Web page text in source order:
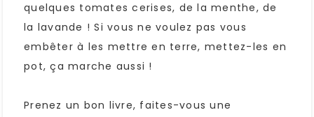
quelques tomates cerises, de la menthe, de
la lavande ! Si vous ne voulez pas vous
embêter à les mettre en terre, mettez-les en
pot, ça marche aussi !
Prenez un bon livre, faites-vous une